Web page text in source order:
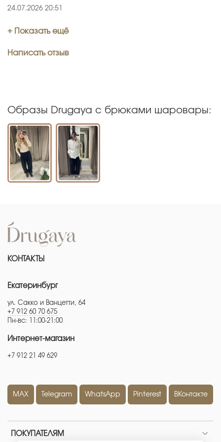
24.07.2026 20:51
+ Показать ещё
Написать отзыв
Образы Drugaya с брюками шаровары:
ПОКУПАТЕЛЯМ
КОНТАКТЫ
Екатеринбург
ул. Сакко и Ванцетти, 64
+7 912 60 70 675
Пн-вс: 11:00-21:00
Интернет-магазин
+7 912 21 49 629
MAX Telegram WhatsApp Pinterest ВКонтакте